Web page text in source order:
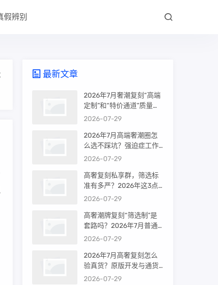
假辨别
最新文章
2026年7月奢潮复刻“高端
定制”和“特价通道”质量差
很多吗？内行人说出真相
2026-07-29
2026年7月高端奢潮圈怎
么选不踩坑？强迫症工作
室的筛选机制是真相还是
2026-07-29
高奢复刻私享群，筛选标
准有多严？2026年这3点
才是真相
2026-07-29
高奢潮牌复刻“筛选制”是
套路吗？2026年7月普通
买家能进高端群吗？
2026-07-29
2026年7月高奢复刻怎么
验真货？原版开发与通货
差距到底多大
2026-07-29